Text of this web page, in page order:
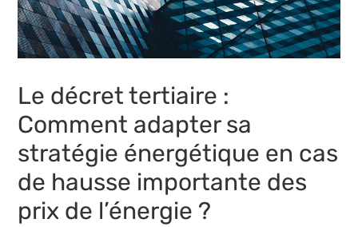
Le décret tertiaire :
Comment adapter sa
stratégie énergétique en cas
de hausse importante des
prix de l’énergie ?